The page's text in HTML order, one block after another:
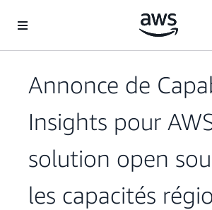
Annonce de
Insights pour
solution open
les capacités